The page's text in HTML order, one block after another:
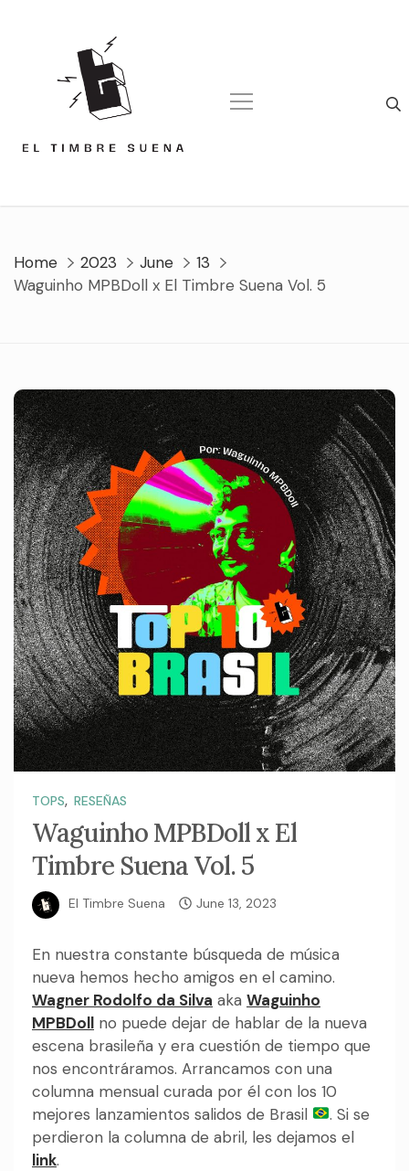
Home 2023 June
13
Waguinho MPBDoll x El Timbre Suena Vol. 5
TOPS, RESEÑAS
Waguinho MPBDoll x El
Timbre Suena Vol. 5
El Timbre Suena June 13, 2023
En nuestra constante búsqueda de música
nueva hemos hecho amigos en el camino.
Wagner Rodolfo da Silva aka Waguinho
MPBDoll no puede dejar de hablar de la nueva
escena brasileña y era cuestión de tiempo que
nos encontráramos. Arrancamos con una
columna mensual curada por él con los 10
mejores lanzamientos salidos de Brasil
. Si se
perdieron la columna de abril, les dejamos el
link.